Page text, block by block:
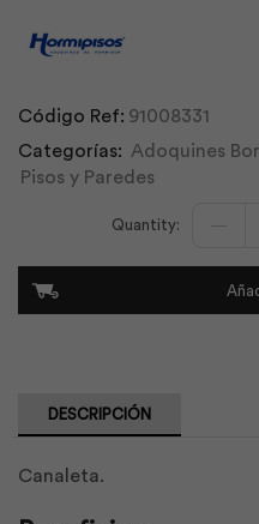
Código Ref: 91008331
Categorías: Adoquines
Pisos y Paredes
cantidad
DESCRIPCIÓN
Canaleta.